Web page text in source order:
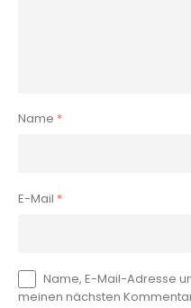
Name *
E-Mail *
Name, E-Mail-Adresse
meinen nächsten